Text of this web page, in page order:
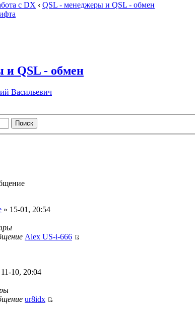
с DX ‹ QSL - менеджеры и QSL - обмен
и QSL - обмен
Васильевич
» 15-01, 20:54
Alex US-i-666
11-10, 20:04
ur8idx